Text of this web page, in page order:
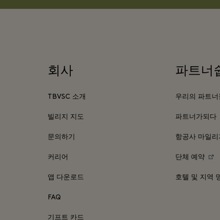
회사
TBVSC 소개
빌리지 지도
문의하기
커리어
앱 다운로드
FAQ
기프트 카드
파트너
우리의 파트너
파트너가되다
항공사 마일
단체 예약
호텔 및 지역